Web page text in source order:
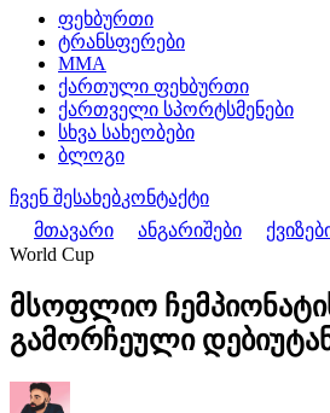
ფეხბურთი
ტრანსფერები
MMA
ქართული ფეხბურთი
ქართველი სპორტსმენები
სხვა სახეობები
ბლოგი
ჩვენ შესახებკონტაქტი
მთავარი
ანგარიშები
World Cup
მსოფლიო
გამორჩეული